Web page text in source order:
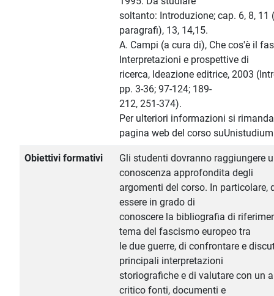
soltanto: Introduzione; cap. 6, 8, 11
paragrafi), 13, 14,15.
A. Campi (a cura di), Che cos'è il
Interpretazioni e prospettive di
ricerca, Ideazione editrice, 2003
pp. 3-36; 97-124; 189-
212, 251-374).
Per ulteriori informazioni si
pagina web del corso
Obiettivi formativi
Gli studenti dovranno raggiungere
conoscenza approfondita degli
argomenti del corso. In particolare,
essere in grado di
conoscere la bibliografia di
tema del fascismo europeo tra
le due guerre, di confrontare e
principali interpretazioni
storiografiche e di valutare con un
critico fonti, documenti e